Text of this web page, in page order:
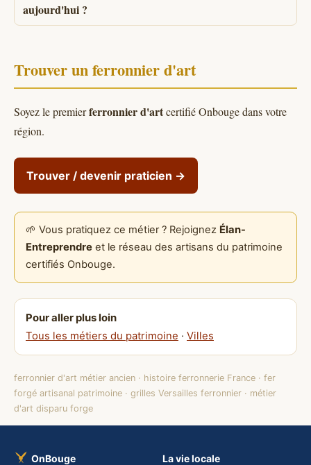
aujourd'hui ?
Trouver un ferronnier d'art
Soyez le premierferronnier d'artcertifié Onbouge dans votre
région.
Trouver / devenir praticien →
🌱 Vous pratiquez ce métier ? Rejoignez Élan-
Entreprendre et le réseau des artisans du patrimoine
certifiés Onbouge.
Pour aller plus loin
Tous les métiers du patrimoine · Villes
ferronnier d'art métier ancien · histoire ferronnerie France · fer
forgé artisanal patrimoine · grilles Versailles ferronnier · métier
d'art disparu forge
OnBouge
La vie locale